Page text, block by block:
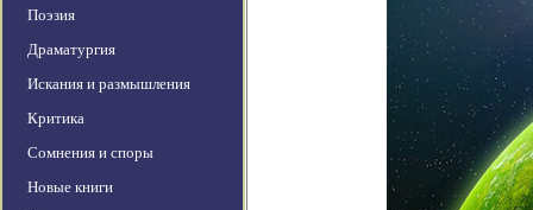
Поэзия
Драматургия
Искания и размышления
Критика
Сомнения и споры
Новые книги